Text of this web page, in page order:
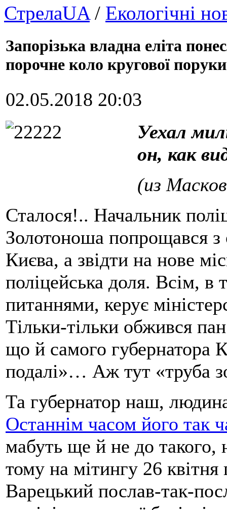
СтрелаUA/ Екологічні
Запорізька владна еліта
порочне коло кругової поруки
02.05.2018 20:03
Уехал
он, как
(из
Сталося!.. Начальник
Золотоноша попрощався з
Києва, а звідти на нове
поліцейська доля. Всім, в
питаннями, керує
Тільки-тільки обжився
що й самого губернатора
подалі»… Аж тут «труба
Та губернатор наш,
Останнім часом його так
мабуть ще й не до такого,
тому на мітингу 26
Варецький послав-так-